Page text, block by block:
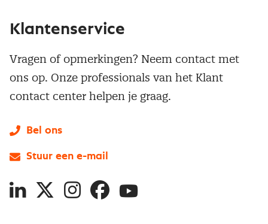
Klantenservice
Vragen of opmerkingen? Neem contact met
ons op. Onze professionals van het Klant
contact center helpen je graag.
Bel ons
Stuur een e-mail
LinkedIn
X InstagramFacebookYouTube